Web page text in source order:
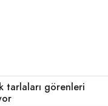
tarlaları görenleri